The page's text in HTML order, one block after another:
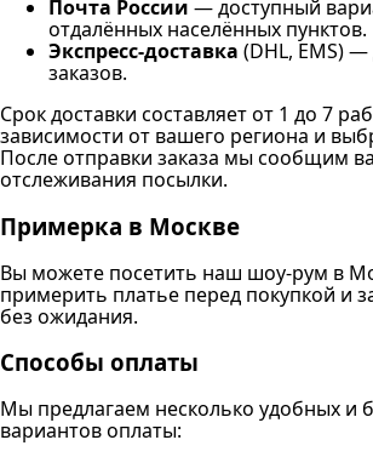
Почта России — доступный
отдалённых населённых пунктов.
Экспресс-доставка (DHL, EMS)
заказов.
Срок доставки составляет от 1 до 7
зависимости от вашего региона и
После отправки заказа мы сообщим
отслеживания посылки.
Примерка в Москве
Вы можете посетить наш шоу-рум в
примерить платье перед покупкой и
без ожидания.
Способы оплаты
Мы предлагаем несколько удобных и
вариантов оплаты: